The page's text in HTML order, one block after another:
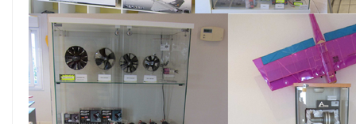
PHOTO
BON
CADEAU
OPPORTUNITIES